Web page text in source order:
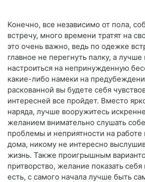
Конечно, все независимо от пола,
встречу, много времени тратят на
это очень важно, ведь по одежке
главное не перегнуть палку, а лучше
настроиться на непринужденную
какие-либо намеки на
раскованной вы будете себя
интересней все пройдет. Вместо
наряда, лучше вооружитесь
желанием внимательно слушать
проблемы и неприятности на работе
дома, никому не интересно
жизнь. Также проигрышным
притворство, желание показать
есть, с самого начала лучше быть